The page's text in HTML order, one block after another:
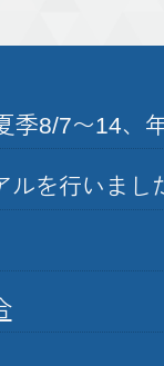
季8/7〜14、
を行いまし